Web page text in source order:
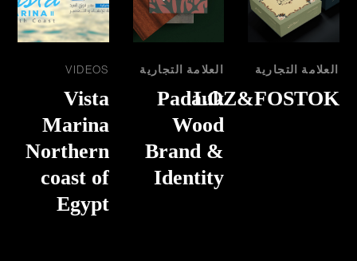
العلامة التجارية
LOZ&FOSTOK
العلامة التجارية
Padauk
Wood
Brand &
Identity
VIDEOS
Vista
Marina
Northern
coast of
Egypt